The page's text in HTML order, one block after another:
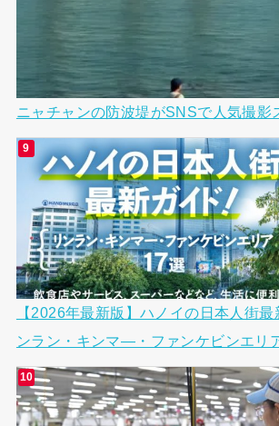
ニャチャンの防波堤がSNSで人気撮影
【2026年最新版】ハノイの日本人街最
ンラン・キンマ―・ファンケビンエリ